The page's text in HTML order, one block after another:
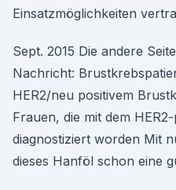
Einsatzmöglichkeiten
Sept. 2015 Die andere
Nachricht:
HER2/neu positivem
Frauen, die mit dem
diagnostiziert worden Mit
dieses Hanföl schon eine